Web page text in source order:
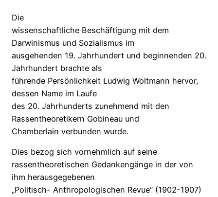
Die
wissenschaftliche Beschäftigung mit dem
Darwinismus und Sozialismus im
ausgehenden 19. Jahrhundert und beginnenden 20.
Jahrhundert brachte als
führende Persönlichkeit Ludwig Woltmann hervor,
dessen Name im Laufe
des 20. Jahrhunderts zunehmend mit den
Rassentheoretikern Gobineau und
Chamberlain verbunden wurde.
Dies bezog sich vornehmlich auf seine
rassentheoretischen Gedankengänge in der von
ihm herausgegebenen
„Politisch- Anthropologischen Revue“ (1902-1907)